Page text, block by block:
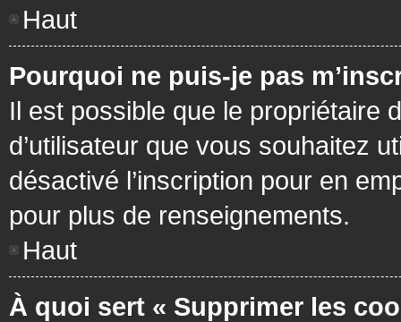
Haut
Pourquoi ne puis-je pas
Il est possible que le propriétaire
d’utilisateur que vous souhaitez
désactivé l’inscription pour en
pour plus de renseignements.
Haut
À quoi sert « Supprimer les